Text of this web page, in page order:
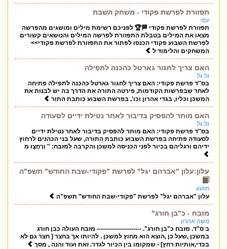
תפזורת לפרשת פקודי - משחק השבת
עמי
תפזורת לפרשת פקודי 🏁🏆 לפניכם רשימת מילים ומושגים מהפרשה
מצאו את המילים בטבלת התפזורת לפרשה המילים והנושאים קשורים
לפרשת השבוע פקודי הכנסו לפתור את התפזורת לפרשת פקודי>>
המשחקים והלימוד ל
האם צריך לחגור גארטל כהכנה לתפילה
גל גל
בס''ד פרשת פקודי: האם צריך לחגור גארטל כהכנה לתפילה פתיחה
לאחר שבפרשות הקודמות, פירטה התורה את הדרך בה יש לבנות את
המשכן וכליו, בגדי אהרון וכו', בפרשת השבוע כותבת התור
האם מותר להפסיק בדיבור לאחר נטילת ידיים לסעודה
גל גל
בס''ד פרשת פקודי: האם מותר להפסיק בדיבור לאחר נטילת ידיים
לסעודה פתיחה בפרשת השבוע כותבת התורה, שעל בני הכהנים לרחוץ
ידיהם ורגליהם בכיור לפני הכניסה למשכן והקרבה למזבח: '' וְרָחֲצ֣וּ מִ
עלון:עלון "אברהם יגל" לפרשת "פקודי-שבת החודש" תשפ"ה
avim
עלון "אברהם יגל" לפרשת "פקודי-שבת החודש" תשפ"ה
מזבח - כ"בן חורג"
משה אהרון
ב ס"ד. מזבח כ"בן חורג". ---------------------- מזבח העולה כבן חורג
במשכן ,שעל כן ,הוצא הוא מחוץ למשכן . להיותו אך בחצר [ חצר גם לא
בכדי,אותיות רחץ] - שמקומו בין הכיור לגדר. זאת ועוד והנה , מסך